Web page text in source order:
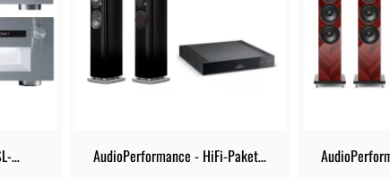
AudioPerformance - HiFi-Paket